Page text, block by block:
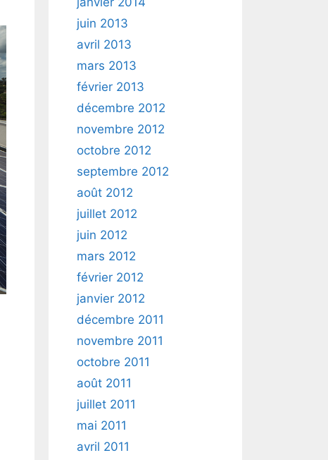
juin 2013
avril 2013
mars 2013
février 2013
décembre 2012
novembre 2012
octobre 2012
septembre 2012
août 2012
juillet 2012
juin 2012
mars 2012
février 2012
janvier 2012
décembre 2011
novembre 2011
octobre 2011
août 2011
juillet 2011
mai 2011
avril 2011